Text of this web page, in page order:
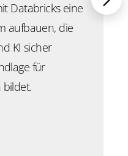
Databricks eine
aufbauen, die
KI sicher
für
bildet.